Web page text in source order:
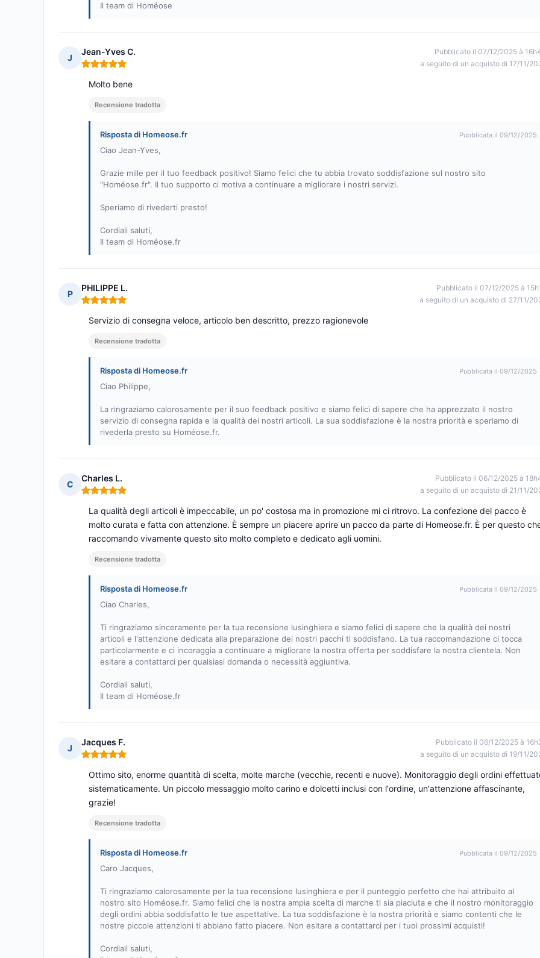
Il team di Homéose
J
Jean-Yves C.
Nota: 5 su 5
Pubblicato il 07/12/2025 à
a seguito di un acquisto di 17/11/
Molto bene
Recensione tradotta
Risposta di Homeose.fr Pubblicata il 09/12/2025
Ciao Jean-Yves,
Grazie mille per il tuo feedback positivo! Siamo felici che tu abbia trovato soddisfazione sul nostro sito
"Homéose.fr". Il tuo supporto ci motiva a continuare a migliorare i nostri servizi.
Speriamo di rivederti presto!
Cordiali saluti,
Il team di Homéose.fr
P
PHILIPPE L.
Nota: 5 su 5
Pubblicato il 07/12/2025 à
a seguito di un acquisto di 27/11/
Servizio di consegna veloce, articolo ben descritto, prezzo ragionevole
Recensione tradotta
Risposta di Homeose.fr Pubblicata il 09/12/2025
Ciao Philippe,
La ringraziamo calorosamente per il suo feedback positivo e siamo felici di sapere che ha apprezzato il nostro
servizio di consegna rapida e la qualità dei nostri articoli. La sua soddisfazione è la nostra priorità e speriamo di
rivederla presto su Homéose.fr.
C
Charles L.
Nota: 5 su 5
Pubblicato il 06/12/2025 à
a seguito di un acquisto di 21/11/
La qualità degli articoli è impeccabile, un po' costosa ma in promozione mi ci ritrovo. La confezione del pacco è
molto curata e fatta con attenzione. È sempre un piacere aprire un pacco da parte di Homeose.fr. È per questo
raccomando vivamente questo sito molto completo e dedicato agli uomini.
Recensione tradotta
Risposta di Homeose.fr Pubblicata il 09/12/2025
Ciao Charles,
Ti ringraziamo sinceramente per la tua recensione lusinghiera e siamo felici di sapere che la qualità dei nostri
articoli e l'attenzione dedicata alla preparazione dei nostri pacchi ti soddisfano. La tua raccomandazione ci tocca
particolarmente e ci incoraggia a continuare a migliorare la nostra offerta per soddisfare la nostra clientela. Non
esitare a contattarci per qualsiasi domanda o necessità aggiuntiva.
Cordiali saluti,
Il team di Homéose.fr
J
Jacques F.
Nota: 5 su 5
Pubblicato il 06/12/2025 à
a seguito di un acquisto di 19/11/
Ottimo sito, enorme quantità di scelta, molte marche (vecchie, recenti e nuove). Monitoraggio degli ordini
sistematicamente. Un piccolo messaggio molto carino e dolcetti inclusi con l'ordine, un'attenzione affascinante,
grazie!
Recensione tradotta
Risposta di Homeose.fr Pubblicata il 09/12/2025
Caro Jacques,
Ti ringraziamo calorosamente per la tua recensione lusinghiera e per il punteggio perfetto che hai attribuito al
nostro sito Homéose.fr. Siamo felici che la nostra ampia scelta di marche ti sia piaciuta e che il nostro monitoraggio
degli ordini abbia soddisfatto le tue aspettative. La tua soddisfazione è la nostra priorità e siamo contenti che le
nostre piccole attenzioni ti abbiano fatto piacere. Non esitare a contattarci per i tuoi prossimi acquisti!
Cordiali saluti,